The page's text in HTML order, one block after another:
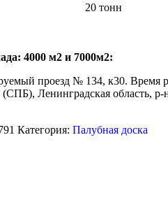
20 тонн
4000 м2 и 7000м2:
проезд № 134, к30. Время
(СПБ), Ленинградская область,
Категория: Палубная доска